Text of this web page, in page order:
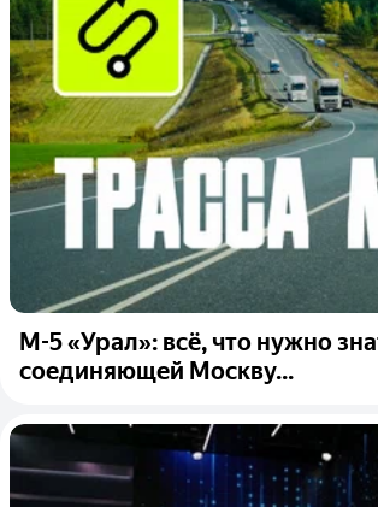
М-5 «Урал»: всё, что нужно
соединяющей Москву...